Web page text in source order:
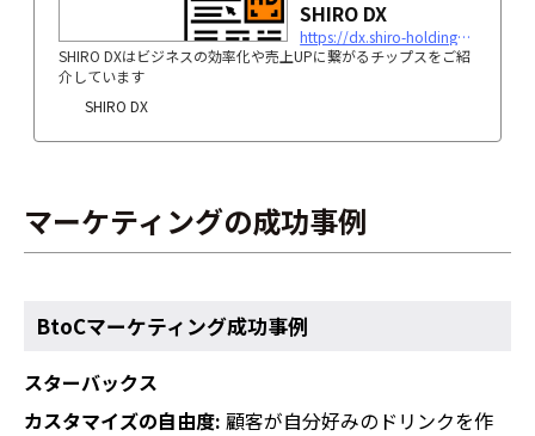
SHIRO DX
https://dx.shiro-holdings.co.jp/p796/
SHIRO DXはビジネスの効率化や売上UPに繋がるチップスをご紹
介しています
SHIRO DX
マーケティングの成功事例
BtoCマーケティング成功事例
スターバックス
カスタマイズの自由度: 顧客が自分好みのドリンクを作